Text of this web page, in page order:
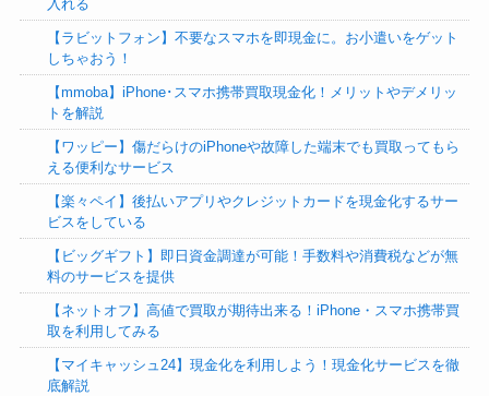
入れる
【ラビットフォン】不要なスマホを即現金に。お小遣いをゲット
しちゃおう！
【mmoba】iPhone･スマホ携帯買取現金化！メリットやデメリッ
トを解説
【ワッピー】傷だらけのiPhoneや故障した端末でも買取ってもら
える便利なサービス
【楽々ペイ】後払いアプリやクレジットカードを現金化するサー
ビスをしている
【ビッグギフト】即日資金調達が可能！手数料や消費税などが無
料のサービスを提供
【ネットオフ】高値で買取が期待出来る！iPhone・スマホ携帯買
取を利用してみる
【マイキャッシュ24】現金化を利用しよう！現金化サービスを徹
底解説